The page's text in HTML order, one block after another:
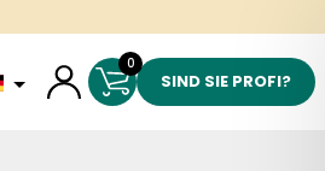
0
SIND SIE PROFI?